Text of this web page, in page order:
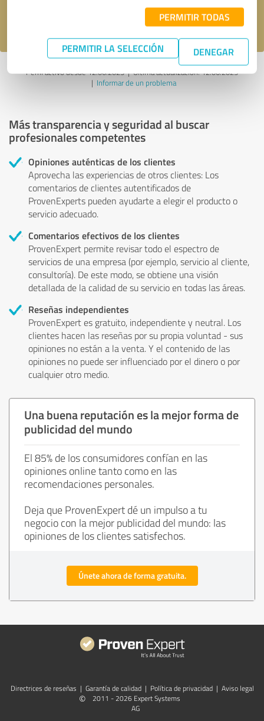
PERMITIR TODAS
PERMITIR LA SELECCIÓN DENEGAR
Perfil activo desde 12.06.2025 |Última actualización: 12.06.2025
| Informar de un problema
Más transparencia y seguridad al buscar
profesionales competentes
Opiniones auténticas de los clientes
Aprovecha las experiencias de otros clientes: Los
comentarios de clientes autentificados de
ProvenExperts pueden ayudarte a elegir el producto o
servicio adecuado.
Comentarios efectivos de los clientes
ProvenExpert permite revisar todo el espectro de
servicios de una empresa (por ejemplo, servicio al cliente,
consultoría). De este modo, se obtiene una visión
detallada de la calidad de su servicio en todas las áreas.
Reseñas independientes
ProvenExpert es gratuito, independiente y neutral. Los
clientes hacen las reseñas por su propia voluntad - sus
opiniones no están a la venta. Y el contenido de las
opiniones no puede ser influenciado por el dinero o por
cualquier otro medio.
Una buena reputación es la mejor forma de
publicidad del mundo
El 85% de los consumidores confían en las
opiniones online tanto como en las
recomendaciones personales.
Deja que ProvenExpert dé un impulso a tu
negocio con la mejor publicidad del mundo: las
opiniones de los clientes satisfechos.
Únete ahora de forma gratuita.
Directrices de reseñas | Garantía de calidad | Política de privacidad | Aviso legal
©
2011 - 2026 Expert Systems
AG